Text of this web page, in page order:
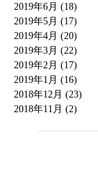
2019年6月 (18)
2019年5月 (17)
2019年4月 (20)
2019年3月 (22)
2019年2月 (17)
2019年1月 (16)
2018年12月 (23)
2018年11月 (2)